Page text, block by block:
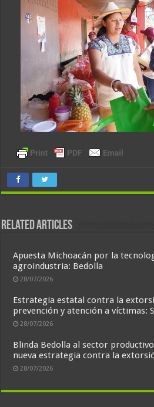
Related Articles
Apuesta Michoacán por la
agroindustria: Bedolla
28/07/2026
Estrategia estatal contra la
prevención y atención a víctimas:
28/07/2026
Blinda Bedolla al sector
nueva estrategia contra la
28/07/2026